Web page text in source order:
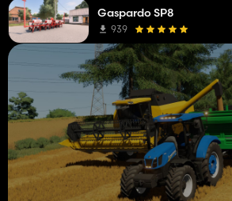
Gaspardo SP8
939